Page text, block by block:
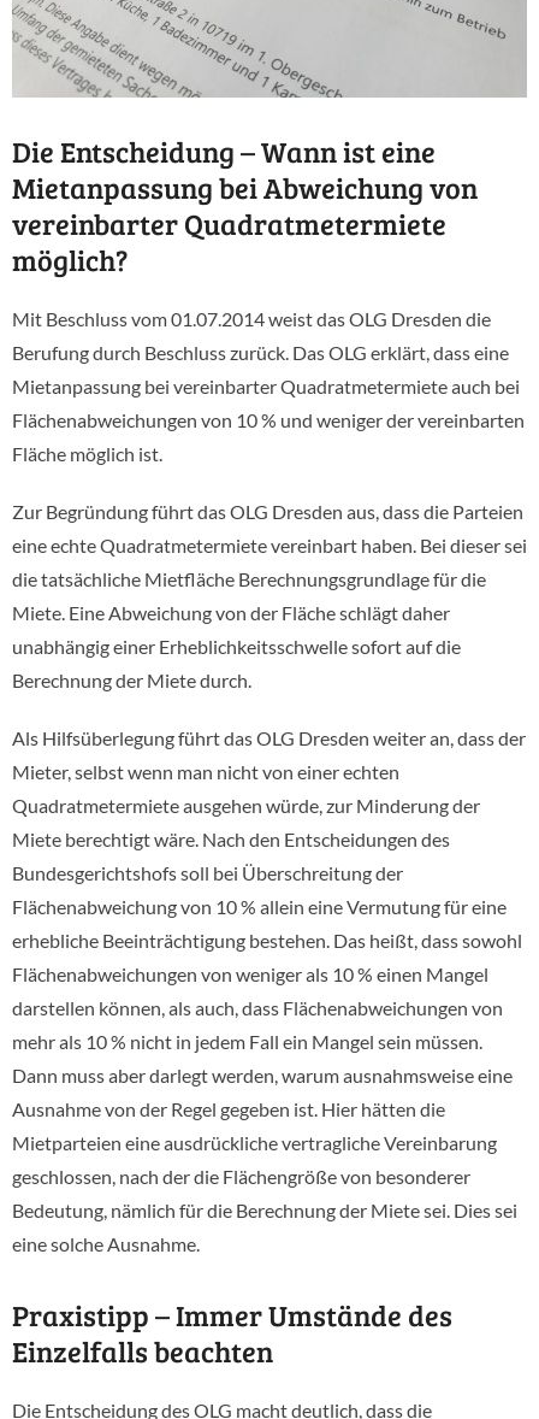
Die Entscheidung – Wann ist eine
Mietanpassung bei Abweichung von
vereinbarter Quadratmetermiete
möglich?
Mit Beschluss vom 01.07.2014 weist das OLG Dresden die
Berufung durch Beschluss zurück. Das OLG erklärt, dass eine
Mietanpassung bei vereinbarter Quadratmetermiete auch bei
Flächenabweichungen von 10 % und weniger der vereinbarten
Fläche möglich ist.
Zur Begründung führt das OLG Dresden aus, dass die Parteien
eine echte Quadratmetermiete vereinbart haben. Bei dieser sei
die tatsächliche Mietfläche Berechnungsgrundlage für die
Miete. Eine Abweichung von der Fläche schlägt daher
unabhängig einer Erheblichkeitsschwelle sofort auf die
Berechnung der Miete durch.
Als Hilfsüberlegung führt das OLG Dresden weiter an, dass der
Mieter, selbst wenn man nicht von einer echten
Quadratmetermiete ausgehen würde, zur Minderung der
Miete berechtigt wäre. Nach den Entscheidungen des
Bundesgerichtshofs soll bei Überschreitung der
Flächenabweichung von 10 % allein eine Vermutung für eine
erhebliche Beeinträchtigung bestehen. Das heißt, dass sowohl
Flächenabweichungen von weniger als 10 % einen Mangel
darstellen können, als auch, dass Flächenabweichungen von
mehr als 10 % nicht in jedem Fall ein Mangel sein müssen.
Dann muss aber darlegt werden, warum ausnahmsweise eine
Ausnahme von der Regel gegeben ist. Hier hätten die
Mietparteien eine ausdrückliche vertragliche Vereinbarung
geschlossen, nach der die Flächengröße von besonderer
Bedeutung, nämlich für die Berechnung der Miete sei. Dies sei
eine solche Ausnahme.
Praxistipp – Immer Umstände des
Einzelfalls beachten
Die Entscheidung des OLG macht deutlich, dass die